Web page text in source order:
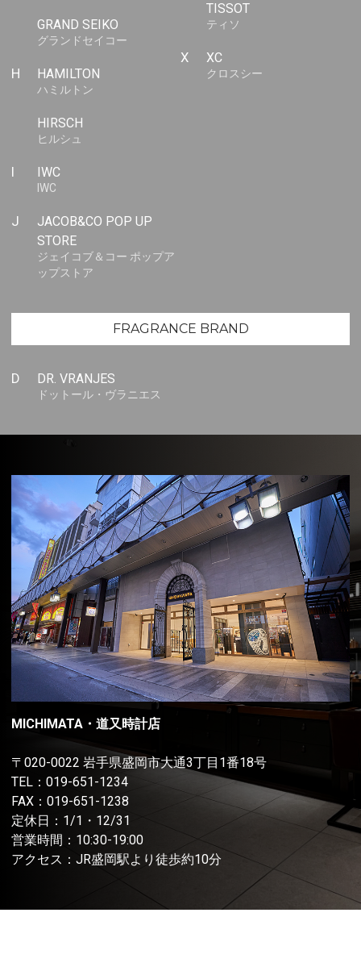
GRAND SEIKO
グランドセイコー
H HAMILTON
ハミルトン
HIRSCH
ヒルシュ
IWC
IWC
J
JACOB&CO POP UP
STORE
ジェイコブ＆コー ポップア
ップストア
TISSOT
ティソ
X XC
クロスシー
FRAGRANCE BRAND
D DR. VRANJES
ドットール・ヴラニエス
MICHIMATA・道又時計店
〒020-0022 岩手県盛岡市大通3丁目1番18号
TEL： 019-651-1234
FAX：019-651-1238
定休日：1/1・12/31
営業時間：10:30-19:00
アクセス：JR盛岡駅より徒歩約10分